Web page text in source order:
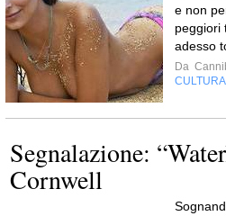
e non
peggiori
adesso
Da
CULTURA
Segnalazione:
Cornwell